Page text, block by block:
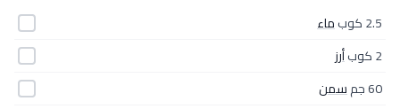
2.5 كوب
ماء
2 كوب
أرز
60 جم
سمن